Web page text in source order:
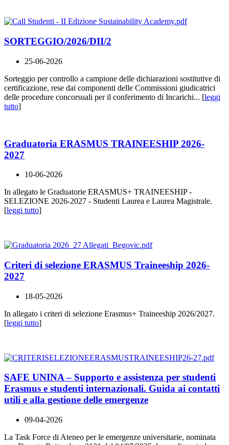
SORTEGGIO/2026/DII/2
25-06-2026
Sorteggio per controllo a campione delle dichiarazioni sostitutive di
certificazione, rese dai componenti delle Commissioni giudicatrici
delle procedure concorsuali per il conferimento di Incarichi... [leggi
tutto]
Graduatoria ERASMUS TRAINEESHIP 2026-
2027
10-06-2026
In allegato le Graduatorie ERASMUS+ TRAINEESHIP -
SELEZIONE 2026-2027 - Studenti Laurea e Laurea Magistrale.
[leggi tutto]
Criteri di selezione ERASMUS Traineeship 2026-
2027
18-05-2026
In allegato i criteri di selezione Erasmus+ Traineeship 2026/2027.
[leggi tutto]
SAFE UNINA – Supporto e assistenza per studenti
Erasmus e studenti internazionali. Guida ai contatti
utili e alla gestione delle emergenze
09-04-2026
La Task Force di Ateneo per le emergenze universitarie, nominata